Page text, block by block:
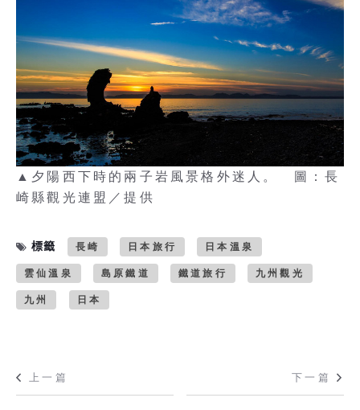
▲夕陽西下時的兩子岩風景格外迷人。 圖：長
崎縣觀光連盟／提供
標籤 長崎 日本旅行 日本溫泉
雲仙溫泉 島原鐵道 鐵道旅行 九州觀光
九州 日本
上一篇 下一篇